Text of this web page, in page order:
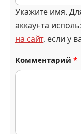
Укажите имя.
аккаунта
на сайт, если у
Комментарий *